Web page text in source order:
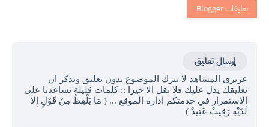
إرسال تعليق
عزيزي المشاهد لا تترك الموضوع بدون تعليق وتذكر ان
تعليقك يدل عليك فلا تقل الا خيرا :: كلمات قليلة تساعدنا على
الاستمرار في خدمتكم ادارة الموقع ... ( مَا يَلْفِظُ مِنْ قَوْلٍ إِلا
لَدَيْهِ رَقِيبٌ عَتِيدٌ )